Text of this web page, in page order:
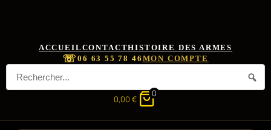
ACCUEIL CONTACTHISTOIRE DES ARMES
☏06 63 55 78 46 MON COMPTE
0,00 €
0